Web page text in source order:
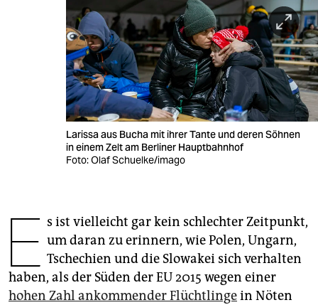
wahrheit
veranstaltungen
genossenschaft
epaper login
Larissa aus Bucha mit ihrer Tante und deren Söhnen
in einem Zelt am Berliner Hauptbahnhof
Foto: Olaf Schuelke/imago
E s ist vielleicht gar kein schlechter Zeitpunkt,
um daran zu erinnern, wie Polen, Ungarn,
Tschechien und die Slowakei sich verhalten
haben, als der Süden der EU 2015 wegen einer
hohen Zahl ankommender Flüchtlingein Nöten